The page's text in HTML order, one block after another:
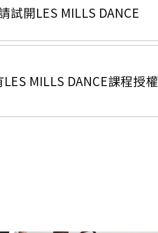
試開LES MILLS DANCE
MILLS DANCE課程授權